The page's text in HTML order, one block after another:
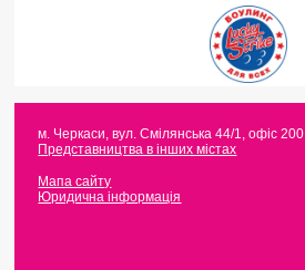
м. Черкаси,вул. Смілянська 44/1, офіс 200
Представництва в інших містах
Мапа сайту
Юридична інформація